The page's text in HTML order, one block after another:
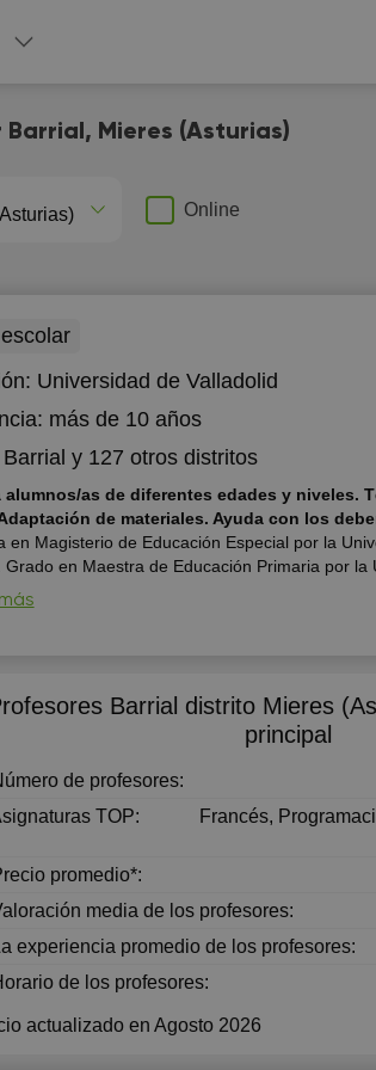
Barrial, Mieres (Asturias)
Online
Universidad de Valladolid
más de 10 años
Barrial y 127 otros distritos
alumnos/as de diferentes edades y niveles.
Adaptación de materiales. Ayuda con los
en Magisterio de Educación Especial por la
Grado en Maestra de Educación Primaria por la
en Audición y Lenguaje por la universidad
15 años de experiencia en la impartición de
Barrial distrito Mieres
principal
de profesores:
TOP:
Francés,
promedio*:
media de los profesores:
experiencia promedio de los profesores:
de los profesores:
actualizado en Agosto 2026